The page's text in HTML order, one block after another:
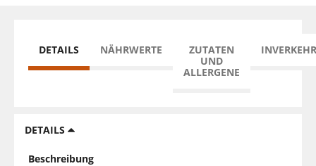
DETAILS NÄHRWERTE
ZUTATEN
UND
ALLERGENE
DETAILS
Beschreibung